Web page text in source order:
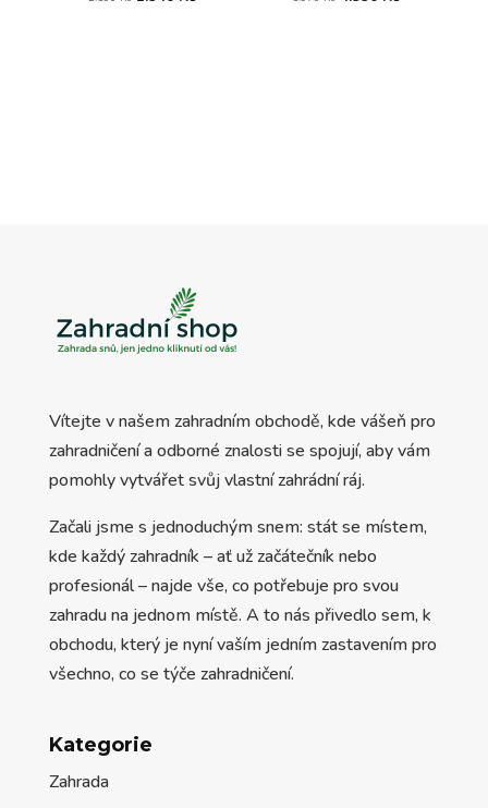
Vítejte v našem zahradním obchodě, kde vášeň pro
zahradničení a odborné znalosti se spojují, aby vám
pomohly vytvářet svůj vlastní zahrádní ráj.
Začali jsme s jednoduchým snem: stát se místem,
kde každý zahradník – ať už začátečník nebo
profesionál – najde vše, co potřebuje pro svou
zahradu na jednom místě. A to nás přivedlo sem, k
obchodu, který je nyní vaším jedním zastavením pro
všechno, co se týče zahradničení.
Kategorie
Zahrada